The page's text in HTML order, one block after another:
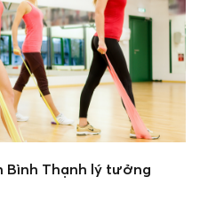
Bình Thạnh lý tưởng